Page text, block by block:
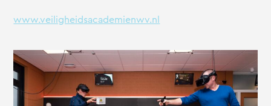
www.veiligheidsacademienwv.nl